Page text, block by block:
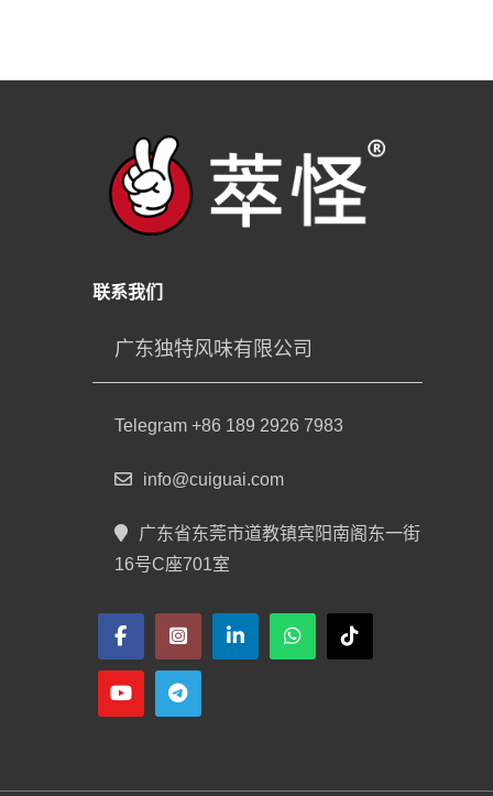
联系我们
广东独特风味有限公司
Telegram +86 189 2926 7983
info@cuiguai.com
广东省东莞市道教镇宾阳南阁东一街
16号C座701室